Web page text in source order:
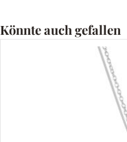
Produktgalerie überspringen
Könnte auch gefallen